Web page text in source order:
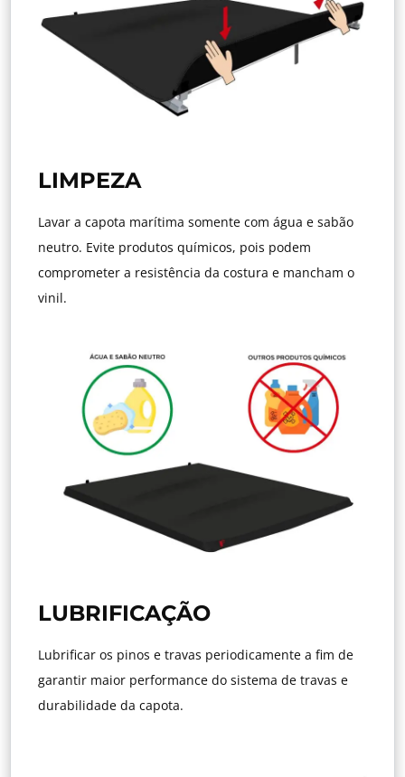
LIMPEZA
Lavar a capota marítima somente com água e sabão
neutro. Evite produtos químicos, pois podem
comprometer a resistência da costura e mancham o
vinil.
LUBRIFICAÇÃO
Lubrificar os pinos e travas periodicamente a fim de
garantir maior performance do sistema de travas e
durabilidade da capota.